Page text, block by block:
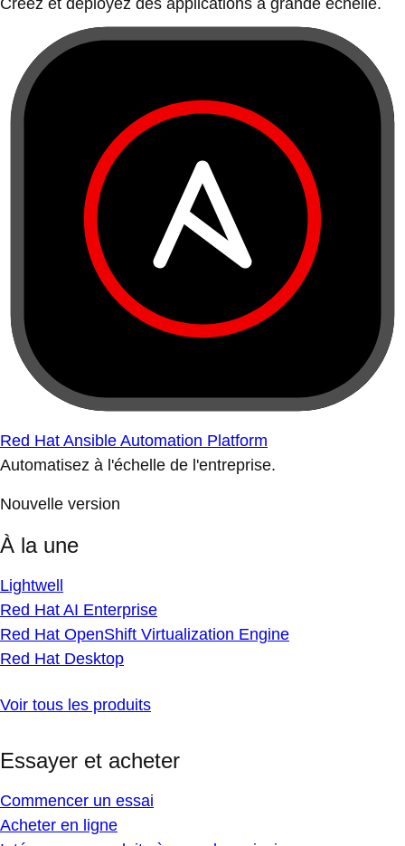
Créez et déployez des applications à grande échelle.
Red Hat Ansible Automation Platform
Automatisez à l'échelle de l'entreprise.
Nouvelle version
À la une
Lightwell
Red Hat AI Enterprise
Red Hat OpenShift Virtualization Engine
Red Hat Desktop
Voir tous les produits
Essayer et acheter
Commencer un essai
Acheter en ligne